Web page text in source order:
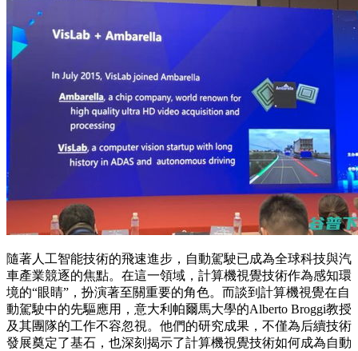
隨著人工智能技術的飛速進步，自動駕駛已成為全球科技與汽
車產業競逐的焦點。在這一領域，計算機視覺技術作為感知環
境的“眼睛”，扮演著至關重要的角色。而談到計算機視覺在自
動駕駛中的先驅應用，意大利帕爾馬大學的Alberto Broggi教授
及其團隊的工作不容忽視。他們的研究成果，不僅為后續技術
發展奠定了基石，也深刻揭示了計算機視覺技術如何成為自動